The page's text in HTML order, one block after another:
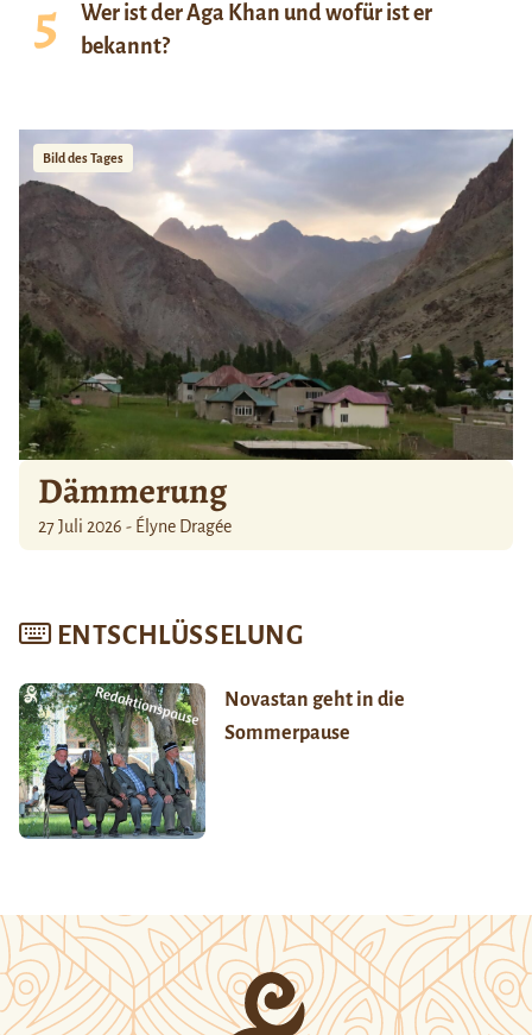
Wer ist der Aga Khan und wofür ist er
bekannt?
Bild des Tages
Dämmerung
27 Juli 2026 - Élyne Dragée
ENTSCHLÜSSELUNG
Novastan geht in die
Sommerpause